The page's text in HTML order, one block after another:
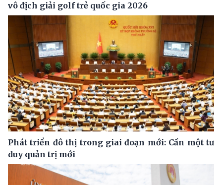
vô địch giải golf trẻ quốc gia 2026
Phát triển đô thị trong giai đoạn mới: Cần một tư
duy quản trị mới